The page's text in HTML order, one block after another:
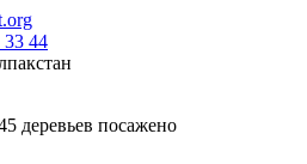
33 44
деревьев посажено